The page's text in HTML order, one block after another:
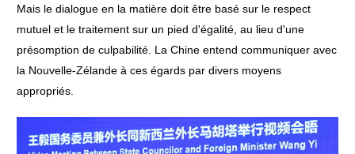
Mais le dialogue en la matière doit être basé sur le respect
mutuel et le traitement sur un pied d'égalité, au lieu d'une
présomption de culpabilité. La Chine entend communiquer avec
la Nouvelle-Zélande à ces égards par divers moyens
appropriés.